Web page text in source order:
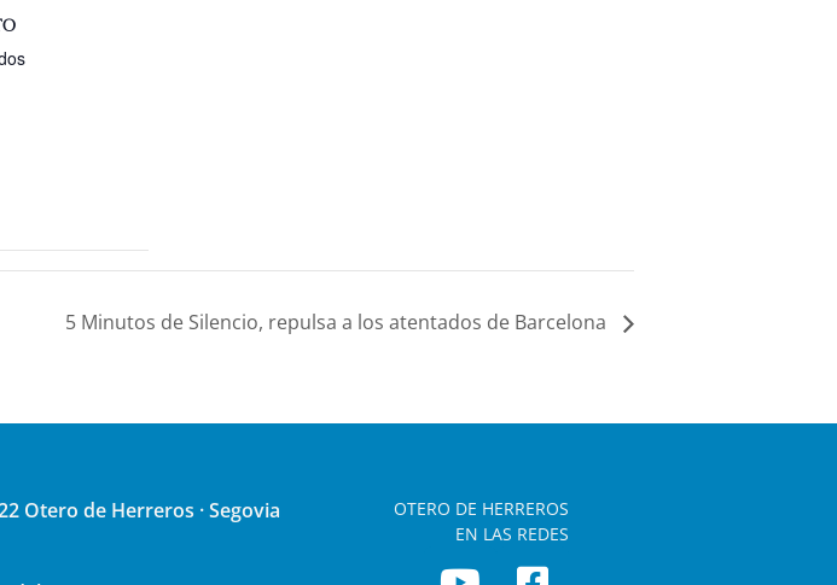
5 Minutos de Silencio, repulsa a los atentados de Barcelona
Otero de Herreros · Segovia
OTERO DE HERREROS
EN LAS REDES